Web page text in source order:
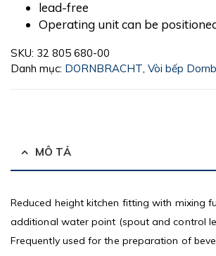
lead-free
Operating unit can be
SKU: 32 805 680-00
Danh mục: DORNBRACHT Vòi bếp
MÔ TẢ
Reduced height kitchen fitting with mixing
additional water point (spout and control
Frequently used for the preparation of